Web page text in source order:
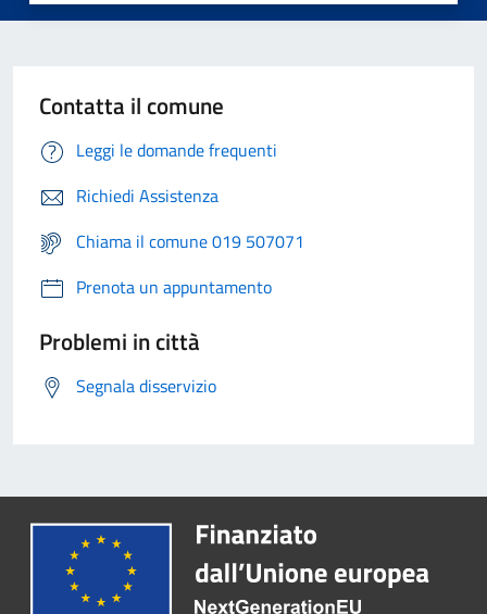
Contatta il comune
Leggi le domande frequenti
Richiedi Assistenza
Chiama il comune 019 507071
Prenota un appuntamento
Problemi in città
Segnala disservizio